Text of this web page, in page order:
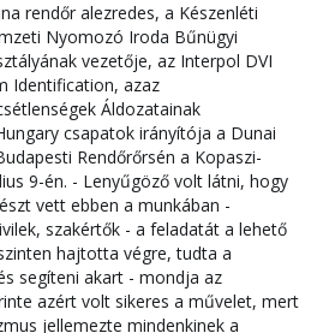
rendőr alezredes, a Készenléti
Nyomozó Iroda Bűnügyi
vezetője, az Interpol DVI
Identification, azaz
Áldozatainak
csapatok irányítója a Dunai
Rendőrőrsén a Kopaszi-
9-én. - Lenyűgöző volt látni, hogy
vett ebben a munkában -
szakértők - a feladatát a lehető
hajtotta végre, tudta a
segíteni akart - mondja az
azért volt sikeres a művelet, mert
jellemezte mindenkinek a